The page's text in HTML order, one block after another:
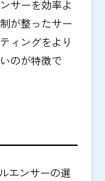
サーを効率よ
が整ったサー
ィングをより
のが特徴で
エンサーの選